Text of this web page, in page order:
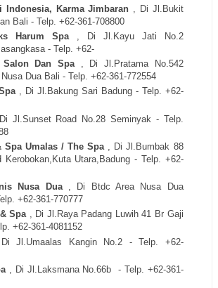
Indonesia, Karma Jimbaran
, Di Jl.Bukit
Bali - Telp. +62-361-708800
Harum Spa
, Di Jl.Kayu Jati No.2
- Telp. +62-
Dan Spa , Di Jl.Pratama No.542
Dua Bali - Telp. +62-361-772554
, Di Jl.Bakung Sari Badung - Telp. +62-
Di Jl.Sunset Road No.28 Seminyak - Telp.
Spa Umalas / The Spa
, Di Jl.Bumbak 88
Kerobokan,Kuta Utara,Badung - Telp. +62-
Nusa Dua , Di Btdc Area Nusa Dua
+62-361-770777
Spa , Di Jl.Raya Padang Luwih 41 Br Gaji
+62-361-4081152
Di Jl.Umaalas Kangin No.2 - Telp. +62-
, Di Jl.Laksmana No.66b
- Telp. +62-361-